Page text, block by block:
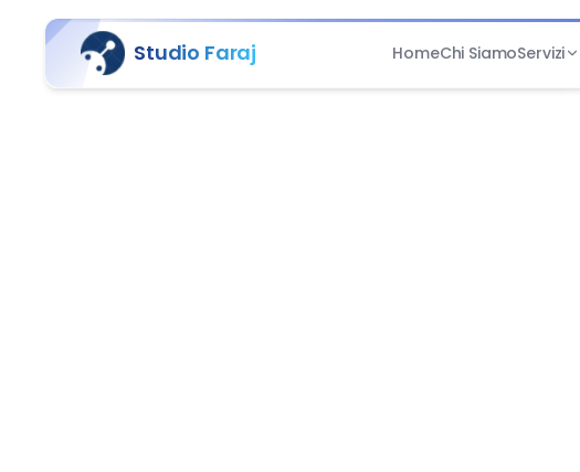
Studio Faraj HomeChi SiamoServizi